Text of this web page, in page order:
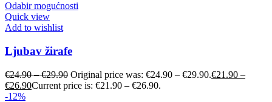
Odabir mogućnosti
Quick view
Add to wishlist
Ljubav žirafe
€24.90–€29.90 Original price was: €24.90 – €29.90.€21.90 –
€26.90Current price is: €21.90 – €26.90.
-12%